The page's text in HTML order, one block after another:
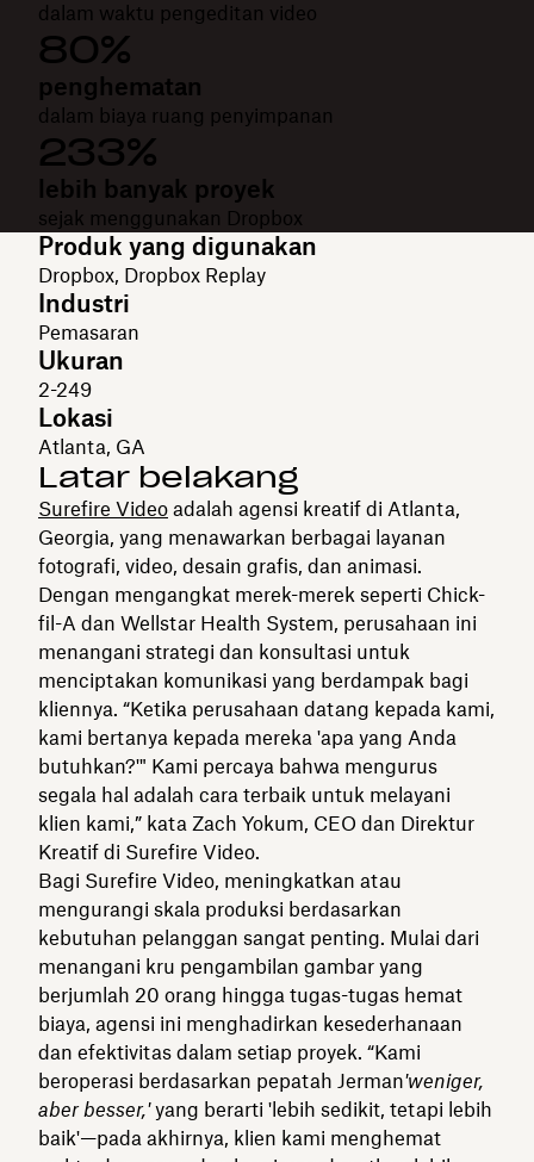
dalam waktu pengeditan video
80%
penghematan
dalam biaya ruang penyimpanan
233%
lebih banyak proyek
sejak menggunakan Dropbox
Produk yang digunakan
Dropbox, Dropbox Replay
Industri
Pemasaran
Ukuran
2-249
Lokasi
Atlanta, GA
Latar belakang
Surefire Video adalah agensi kreatif di Atlanta,
Georgia, yang menawarkan berbagai layanan
fotografi, video, desain grafis, dan animasi.
Dengan mengangkat merek-merek seperti Chick-
fil-A dan Wellstar Health System, perusahaan ini
menangani strategi dan konsultasi untuk
menciptakan komunikasi yang berdampak bagi
kliennya. “Ketika perusahaan datang kepada kami,
kami bertanya kepada mereka 'apa yang Anda
butuhkan?'" Kami percaya bahwa mengurus
segala hal adalah cara terbaik untuk melayani
klien kami,” kata Zach Yokum, CEO dan Direktur
Kreatif di Surefire Video.
Bagi Surefire Video, meningkatkan atau
mengurangi skala produksi berdasarkan
kebutuhan pelanggan sangat penting. Mulai dari
menangani kru pengambilan gambar yang
berjumlah 20 orang hingga tugas-tugas hemat
biaya, agensi ini menghadirkan kesederhanaan
dan efektivitas dalam setiap proyek. “Kami
beroperasi berdasarkan pepatah Jerman'weniger,
aber besser,'yang berarti 'lebih sedikit, tetapi lebih
baik'—pada akhirnya, klien kami menghemat